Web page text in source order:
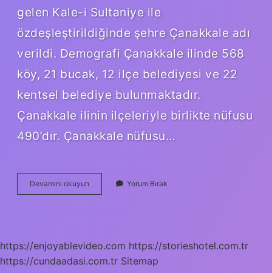
gelen Kale-i Sultaniye ile
özdeşleştirildiğinde şehre Çanakkale adı
verildi. Demografi Çanakkale ilinde 568
köy, 21 bucak, 12 ilçe belediyesi ve 22
kentsel belediye bulunmaktadır.
Çanakkale ilinin ilçeleriyle birlikte nüfusu
490’dır. Çanakkale nüfusu…
Devamını okuyun Çanakkale
Nüfusu
Yorum Bırak
https://enjoyablevideo.com https://storieshotel.com.tr
https://cundaadasi.com.tr Sitemap